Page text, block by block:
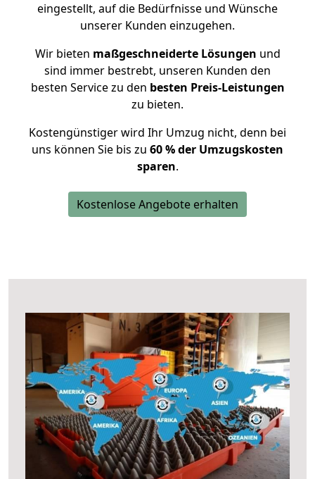
eingestellt, auf die Bedürfnisse und Wünsche
unserer Kunden einzugehen.
Wir bieten maßgeschneiderte Lösungen und
sind immer bestrebt, unseren Kunden den
besten Service zu den besten Preis-Leistungen
zu bieten.
Kostengünstiger wird Ihr Umzug nicht, denn bei
uns können Sie bis zu 60 % der Umzugskosten
sparen.
Kostenlose Angebote erhalten